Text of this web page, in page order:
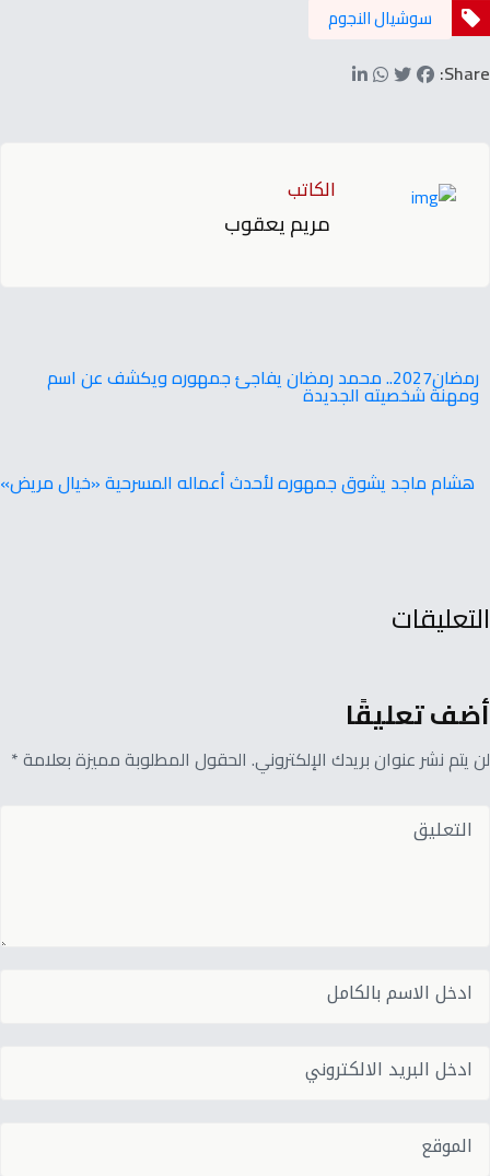
سوشيال النجوم
Share:
الكاتب
مريم يعقوب
‬ومهنة‭ ‬شخصيته‭ ‬الجديدة
هشام ماجد يشوق جمهوره لأحدث أعماله المسرحية «خيال مريض»
التعليقات
أضف تعليقًا
لن يتم نشر عنوان بريدك الإلكتروني. الحقول المطلوبة مميزة بعلامة *